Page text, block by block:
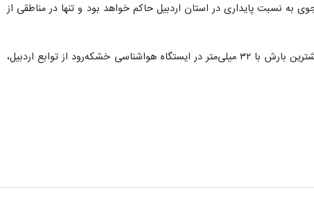
به نسبت پایداری در استان اردبیل حاکم خواهد بود و تنها در مناطقی از
وی به ناپایداری‌های جوی و بارش‌های رگباری چند روز گذشته نیز اشاره کرد و گفت: صبح جمعه تا صبح امروز بیشترین بارش با ۳۲ میلی‌متر در ایستگاه هواشناسی خشکه‌رود از توابع اردبیل،